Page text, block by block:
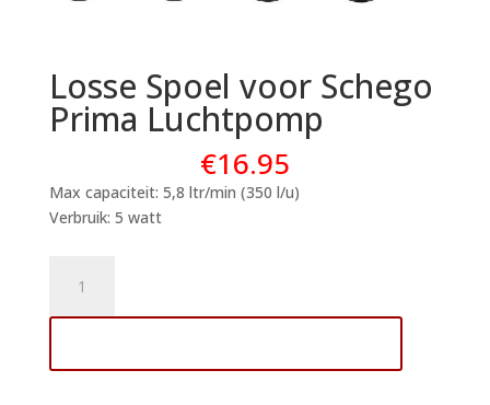
Losse Spoel voor Schego
Prima Luchtpomp
€16.95
Max capaciteit: 5,8 ltr/min (350 l/u)
Verbruik: 5 watt
Spoel
voor
Prima